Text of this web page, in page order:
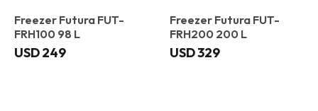
Freezer Futura FUT-
FRH100 98 L
USD249
Freezer Futura FUT-
FRH200 200 L
USD329